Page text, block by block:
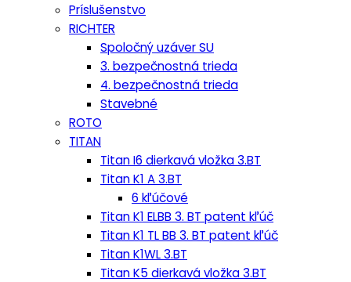
Príslušenstvo
RICHTER
Spoločný uzáver SU
3. bezpečnostná trieda
4. bezpečnostná trieda
Stavebné
ROTO
TITAN
Titan I6 dierkavá vložka 3.BT
Titan K1 A 3.BT
6 kľúčové
Titan K1 ELBB 3. BT patent kľúč
Titan K1 TL BB 3. BT patent kľúč
Titan K1WL 3.BT
Titan K5 dierkavá vložka 3.BT